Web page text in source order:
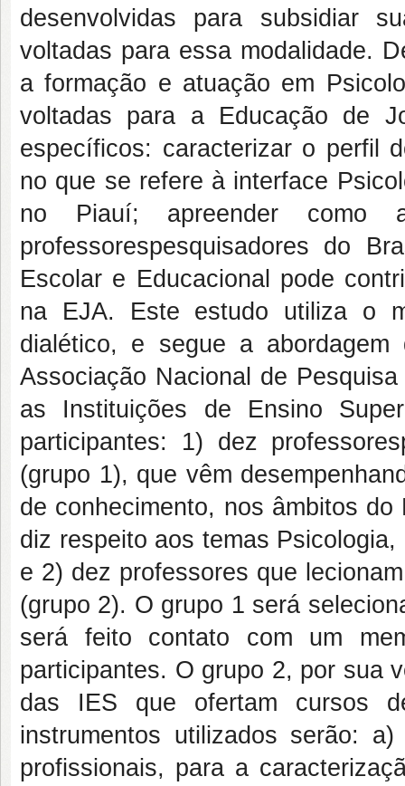
desenvolvidas para subsidiar
voltadas para essa modalidade.
a formação e atuação em
voltadas para a Educação de
específicos: caracterizar o perfil
no que se refere à interface
no Piauí; apreender
professorespesquisadores do
Escolar e Educacional pode
na EJA. Este estudo utiliza o
dialético, e segue a
Associação Nacional de
as Instituições de Ensino
participantes: 1) dez
(grupo 1), que vêm
de conhecimento, nos âmbitos
diz respeito aos temas
e 2) dez professores que
(grupo 2). O grupo 1 será
será feito contato com um
participantes. O grupo 2, por sua
das IES que ofertam cursos
instrumentos utilizados serão:
profissionais, para a